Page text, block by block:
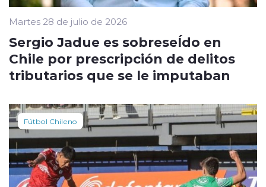
Martes 28 de julio de 2026
Sergio Jadue es sobreseÍdo en
Chile por prescripción de delitos
tributarios que se le imputaban
Fútbol Chileno